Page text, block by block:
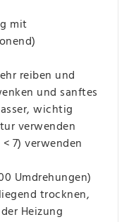
mit
reiben und
und sanftes
wichtig
verwenden
7) verwenden
Umdrehungen)
trocknen,
Heizung